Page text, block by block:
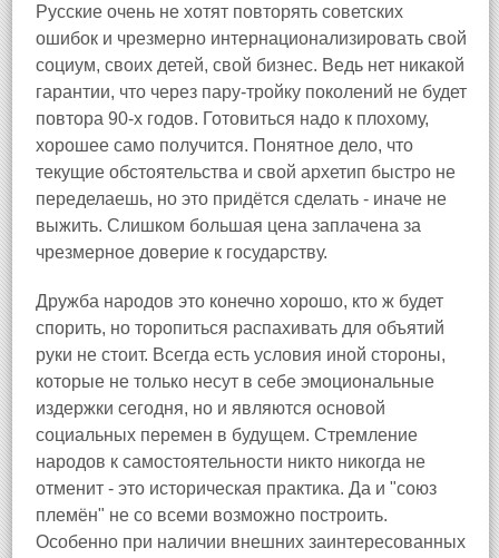
Русские очень не хотят повторять советских
ошибок и чрезмерно интернационализировать свой
социум, своих детей, свой бизнес. Ведь нет никакой
гарантии, что через пару-тройку поколений не будет
повтора 90-х годов. Готовиться надо к плохому,
хорошее само получится. Понятное дело, что
текущие обстоятельства и свой архетип быстро не
переделаешь, но это придётся сделать - иначе не
выжить. Слишком большая цена заплачена за
чрезмерное доверие к государству.
Дружба народов это конечно хорошо, кто ж будет
спорить, но торопиться распахивать для объятий
руки не стоит. Всегда есть условия иной стороны,
которые не только несут в себе эмоциональные
издержки сегодня, но и являются основой
социальных перемен в будущем. Стремление
народов к самостоятельности никто никогда не
отменит - это историческая практика. Да и "союз
племён" не со всеми возможно построить.
Особенно при наличии внешних заинтересованных